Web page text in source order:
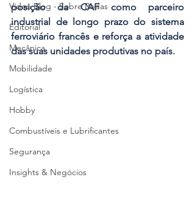
Vídeo Blog - Sobre Rodas
Editorial
Mecânica
Mobilidade
Logística
Hobby
Combustíveis e Lubrificantes
Segurança
Insights & Negócios
posição da CAF como parceiro
industrial de longo prazo do sistema
ferroviário francês e reforça a atividade
das suas unidades produtivas no país.